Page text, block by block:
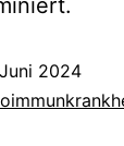
2024